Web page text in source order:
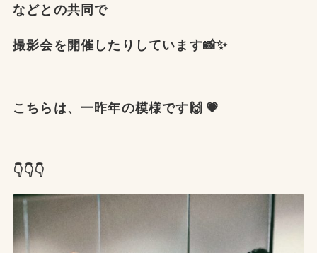
などとの共同で
撮影会を開催したりしています📸✨
こちらは、一昨年の模様です🙌 💗
👇👇👇